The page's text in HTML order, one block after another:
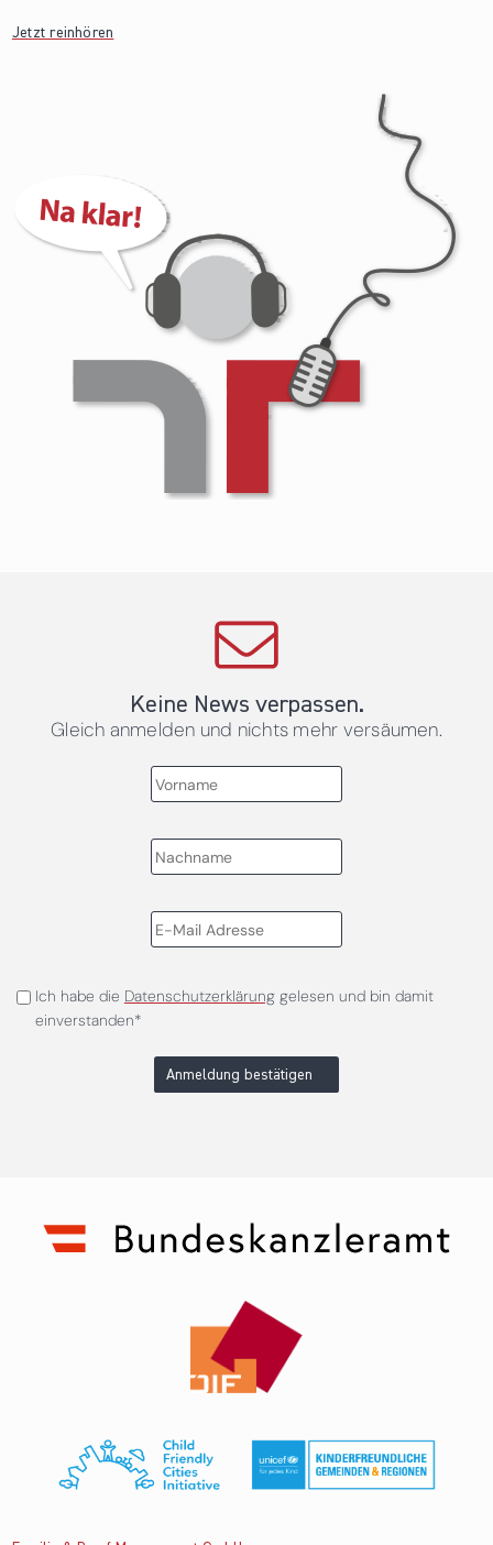
Jetzt reinhören
Keine News verpassen.
Gleich anmelden und nichts mehr versäumen.
Ich habe die Datenschutzerklärunggelesen und bin damit
einverstanden*
Anmeldung bestätigen